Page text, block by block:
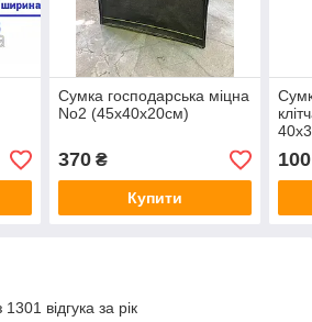
Сумка господарська міцна
No2 (45х40х20см)
370₴
Купити
100
відгука за рік